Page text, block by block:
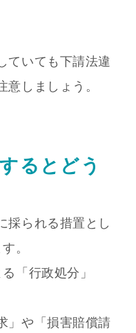
ていても下請法違
意しましょう。
るとどう
採られる措置とし
。
「行政処分」
」や「損害賠償請